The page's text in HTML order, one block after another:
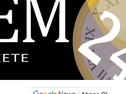
Açılışına Katıldı
Kur’an Kursu Öğrencileriyle